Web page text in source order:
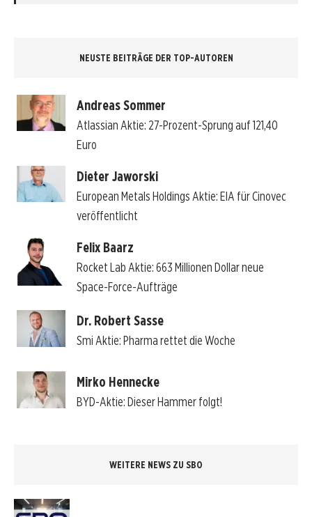
NEUSTE BEITRÄGE DER TOP-AUTOREN
Andreas Sommer
Atlassian Aktie: 27-Prozent-Sprung auf 121,40
Euro
Dieter Jaworski
European Metals Holdings Aktie: EIA für Cinovec
veröffentlicht
Felix Baarz
Rocket Lab Aktie: 663 Millionen Dollar neue
Space-Force-Aufträge
Dr. Robert Sasse
Smi Aktie: Pharma rettet die Woche
Mirko Hennecke
BYD-Aktie: Dieser Hammer folgt!
WEITERE NEWS ZU SBO